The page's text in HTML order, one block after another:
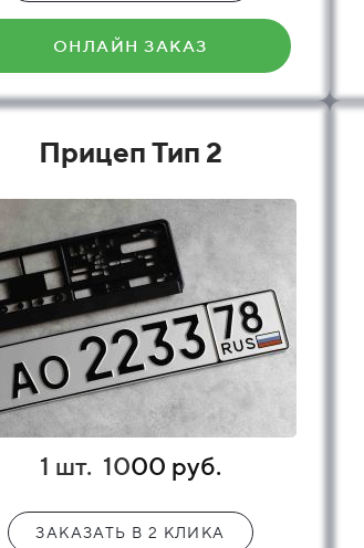
ОНЛАЙН ЗАКАЗ
Прицеп Тип 2
1 шт. 1000 руб.
ЗАКАЗАТЬ В 2 КЛИКА